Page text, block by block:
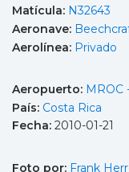
Matícula: N32643
Aeronave:
Aerolínea: Privado
Aeropuerto: MROC
País: Costa Rica
Fecha: 2010-01-21
Foto por: Frank